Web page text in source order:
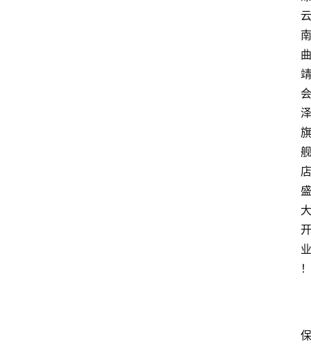
云
南
曲
靖
会
泽
旗
舰
店
盛
大
开
业
！
保